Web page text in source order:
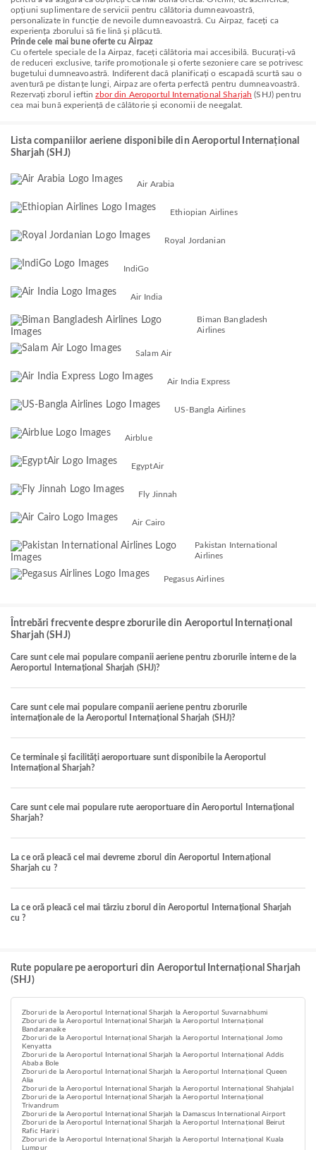
opțiuni suplimentare de servicii pentru călătoria dumneavoastră,
personalizate în funcție de nevoile dumneavoastră. Cu Airpaz, faceți ca
experiența zborului să fie lină și plăcută.
Prinde cele mai bune oferte cu Airpaz
Cu ofertele speciale de la Airpaz, faceți călătoria mai accesibilă. Bucurați-vă
de reduceri exclusive, tarife promoționale și oferte sezoniere care se potrivesc
bugetului dumneavoastră. Indiferent dacă planificați o escapadă scurtă sau o
aventură pe distanțe lungi, Airpaz are oferta perfectă pentru dumneavoastră.
Rezervați zborul ieftinzbor din Aeroportul Internațional Sharjah (SHJ) pentru
cea mai bună experiență de călătorie și economii de neegalat.
Lista companiilor aeriene disponibile din Aeroportul Internațional
Sharjah (SHJ)
Air Arabia
Ethiopian Airlines
Royal Jordanian
IndiGo
Air India
Biman Bangladesh
Airlines
Salam Air
Air India Express
US-Bangla Airlines
Airblue
EgyptAir
Fly Jinnah
Air Cairo
Pakistan International
Airlines
Pegasus Airlines
Întrebări frecvente despre zborurile din Aeroportul Internațional
Sharjah (SHJ)
Care sunt cele mai populare companii aeriene pentru zborurile interne de la
Aeroportul Internațional Sharjah (SHJ)?
Care sunt cele mai populare companii aeriene pentru zborurile
internaționale de la Aeroportul Internațional Sharjah (SHJ)?
Ce terminale și facilități aeroportuare sunt disponibile la Aeroportul
Internațional Sharjah?
Care sunt cele mai populare rute aeroportuare din Aeroportul Internațional
Sharjah?
La ce oră pleacă cel mai devreme zborul din Aeroportul Internațional
Sharjah cu ?
La ce oră pleacă cel mai târziu zborul din Aeroportul Internațional Sharjah
cu ?
Rute populare pe aeroporturi din Aeroportul Internațional Sharjah
(SHJ)
Zboruri de la Aeroportul Internațional Sharjah la Aeroportul Suvarnabhumi
Zboruri de la Aeroportul Internațional Sharjah la Aeroportul Internațional
Bandaranaike
Zboruri de la Aeroportul Internațional Sharjah la Aeroportul Internațional Jomo
Kenyatta
Zboruri de la Aeroportul Internațional Sharjah la Aeroportul Internațional Addis
Ababa Bole
Zboruri de la Aeroportul Internațional Sharjah la Aeroportul Internațional Queen
Alia
Zboruri de la Aeroportul Internațional Sharjah la Aeroportul Internațional Shahjalal
Zboruri de la Aeroportul Internațional Sharjah la Aeroportul Internațional
Trivandrum
Zboruri de la Aeroportul Internațional Sharjah la Damascus International Airport
Zboruri de la Aeroportul Internațional Sharjah la Aeroportul Internațional Beirut
Rafic Hariri
Zboruri de la Aeroportul Internațional Sharjah la Aeroportul Internațional Kuala
Lumpur